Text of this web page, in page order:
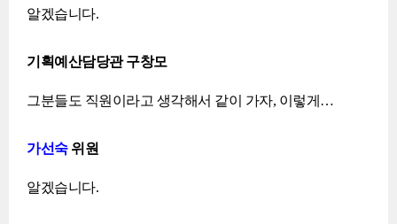
알겠습니다.
기획예산담당관 구창모
그분들도 직원이라고 생각해서 같이 가자, 이렇게…
가선숙위원
알겠습니다.